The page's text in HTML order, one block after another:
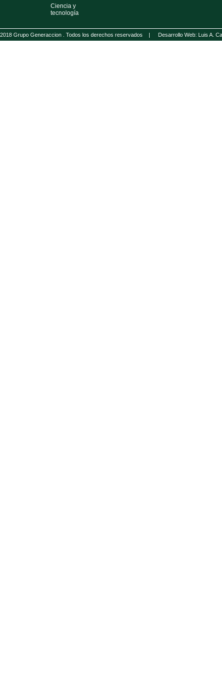
Ciencia y
tecnología
2018 Grupo Generaccion . Todos los derechos reservados | Desarrollo Web: Luis